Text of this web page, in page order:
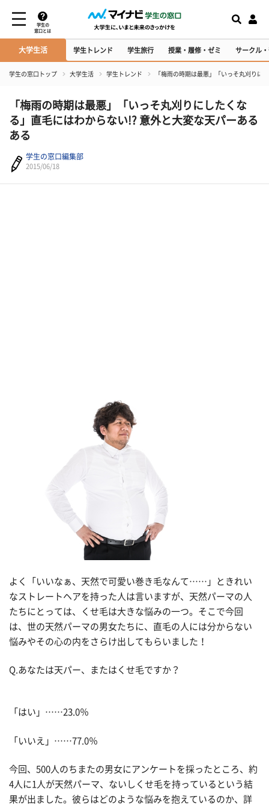
学生の
窓口とは
大学生活 学生トレンド 学生旅行 授業・履修・ゼミ サークル
学生の窓口トップ 大学生活 学生トレンド 「梅雨の時期は最悪」「いっそ丸刈りに
「梅雨の時期は最悪」「いっそ丸刈りにしたくな
る」直毛にはわからない!? 意外と大変な天パーある
ある
学生の窓口編集部
2015/06/18
よく「いいなぁ、天然で可愛い巻き毛なんて……」ときれい
なストレートヘアを持った人は言いますが、天然パーマの人
たちにとっては、くせ毛は大きな悩みの一つ。そこで今回
は、世の天然パーマの男女たちに、直毛の人には分からない
悩みやその心の内をさらけ出してもらいました！
Q.あなたは天パー、またはくせ毛ですか？
「はい」……23.0％
「いいえ」……77.0％
今回、500人のちまたの男女にアンケートを採ったところ、約
4人に1人が天然パーマ、ないしくせ毛を持っているという結
果が出ました。彼らはどのような悩みを抱えているのか、詳